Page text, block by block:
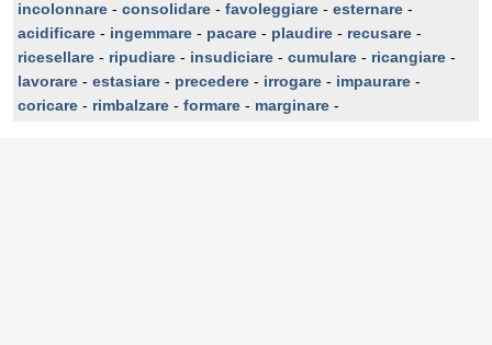
incolonnare - consolidare - favoleggiare - esternare -
acidificare - ingemmare - pacare - plaudire - recusare -
ricesellare - ripudiare - insudiciare - cumulare - ricangiare -
lavorare - estasiare - precedere - irrogare - impaurare -
coricare - rimbalzare - formare - marginare -